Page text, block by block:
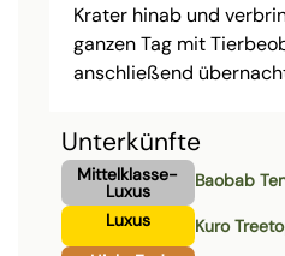
Krater hinab und
ganzen Tag mit
anschließend
Unterkünfte
Mittelklasse-
Luxus
Baobab
Luxus
Kuro